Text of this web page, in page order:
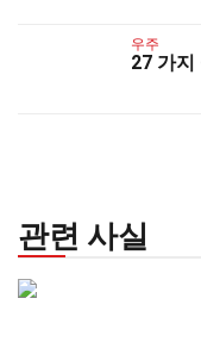
우주
27 가지
관련 사실